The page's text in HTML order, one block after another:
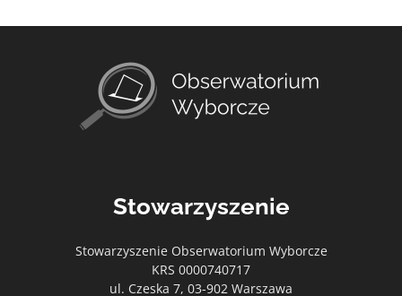
Stowarzyszenie
Stowarzyszenie Obserwatorium Wyborcze
KRS 0000740717
ul. Czeska 7, 03-902 Warszawa